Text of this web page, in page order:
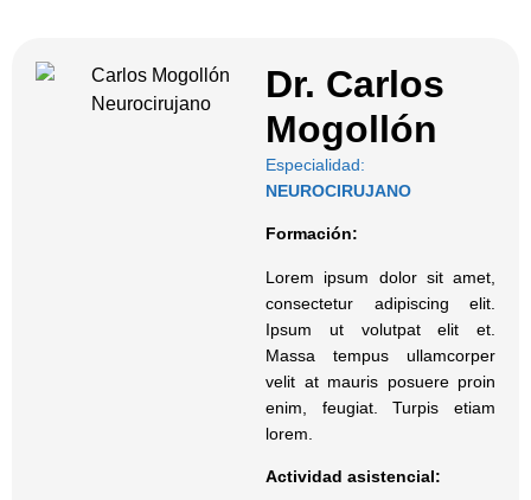
Dr. Carlos
Mogollón
Especialidad:
NEUROCIRUJANO
Formación:
Lorem ipsum dolor sit amet,
consectetur adipiscing elit.
Ipsum ut volutpat elit et.
Massa tempus ullamcorper
velit at mauris posuere proin
enim, feugiat. Turpis etiam
lorem.
Actividad asistencial: